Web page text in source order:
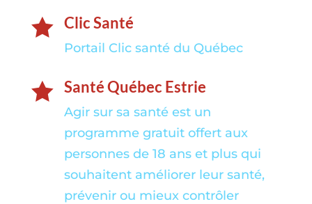
 Clic Santé
Portail Clic santé du Québec
 Santé Québec Estrie
Agir sur sa santé est un
programme gratuit offert aux
personnes de 18 ans et plus qui
souhaitent améliorer leur santé,
prévenir ou mieux contrôler